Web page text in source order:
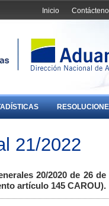
Inicio
21/2022
20/2020 de 26
artículo 145 CAROU).